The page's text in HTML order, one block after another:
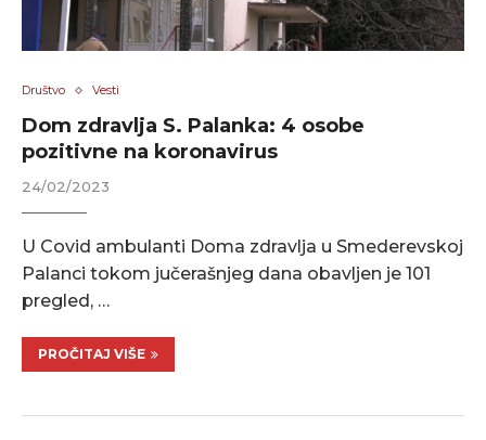
Društvo Vesti
Dom zdravlja S. Palanka: 4 osobe
pozitivne na koronavirus
24/02/2023
U Covid ambulanti Doma zdravlja u Smederevskoj
Palanci tokom jučerašnjeg dana obavljen je 101
pregled, …
PROČITAJ VIŠE